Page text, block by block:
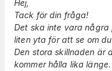
Hej,
Tack för din fråga!
Det ska inte vara
liten yta för att se om
Den stora skillnaden är
kommer hålla lika länge.